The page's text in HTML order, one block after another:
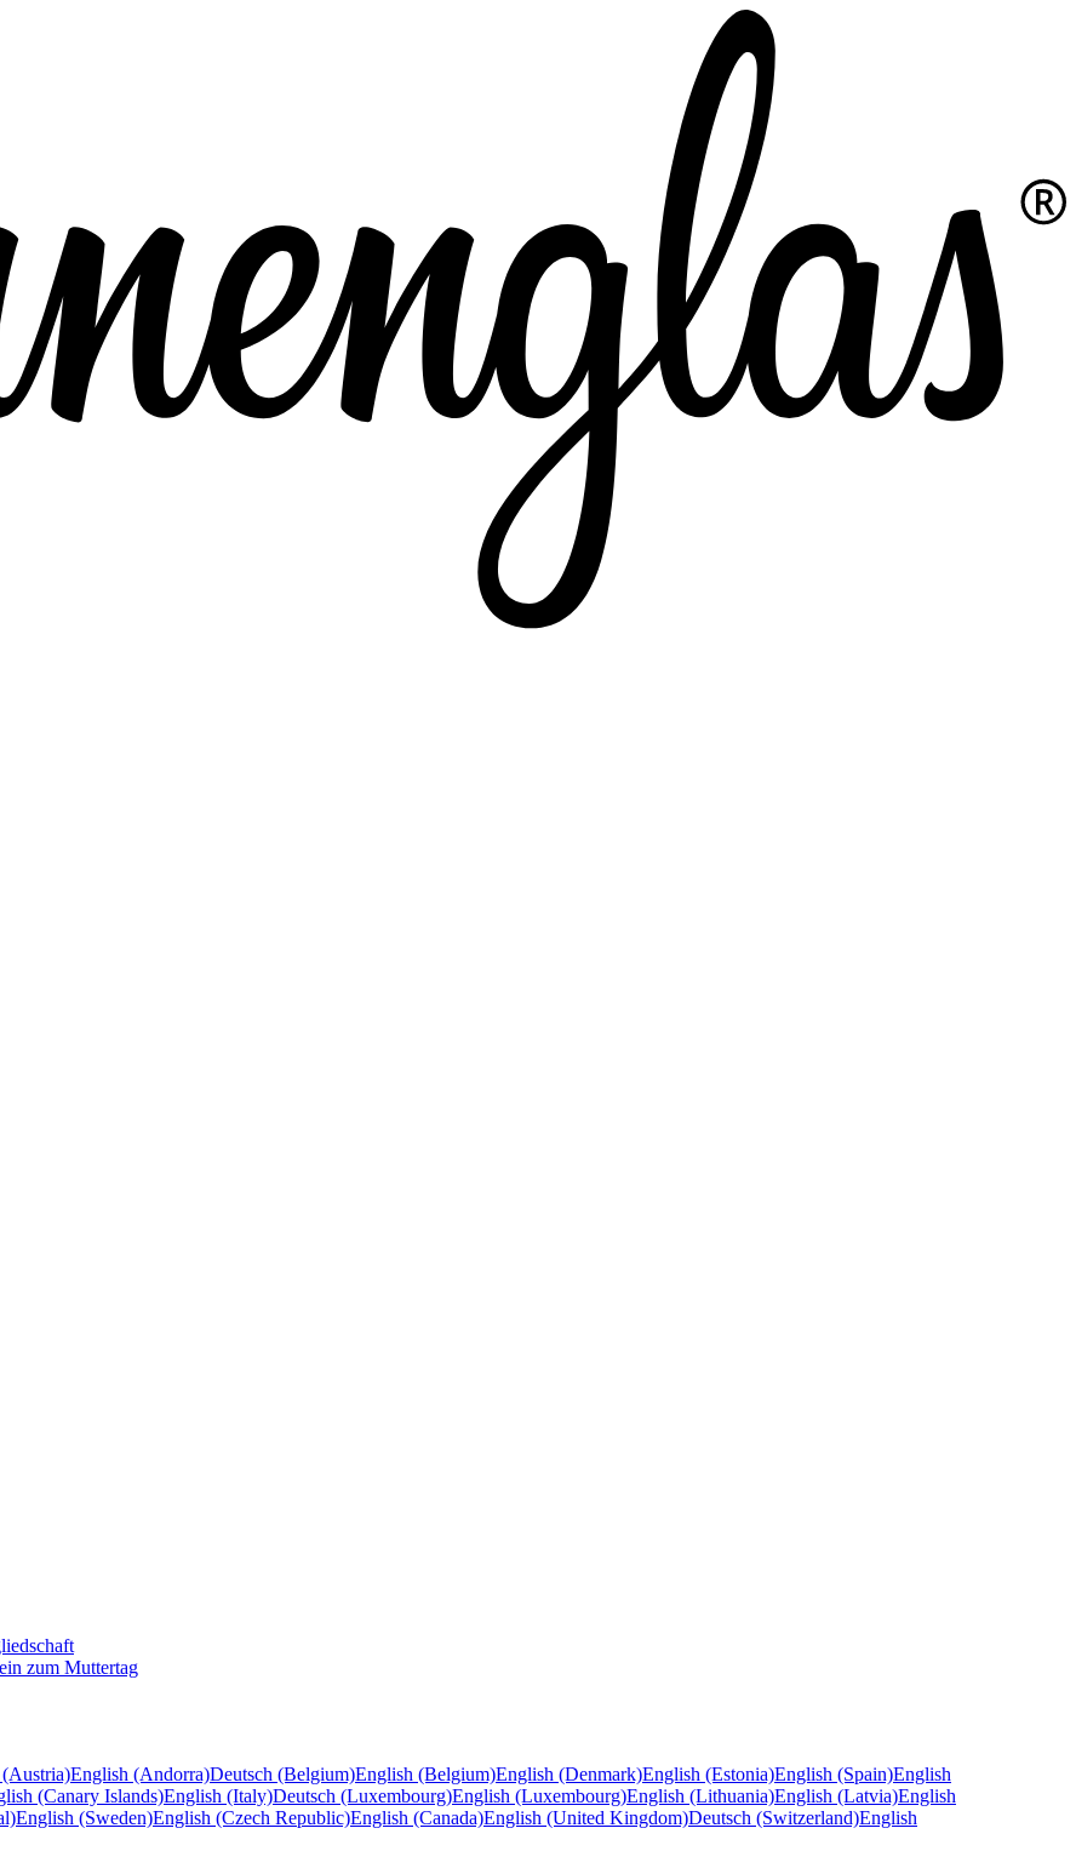
zum Muttertag
English (Andorra)Deutsch (Belgium)English (Belgium)English (Denmark)English (Estonia)English (Spain)English
(Canary Islands)English (Italy)Deutsch (Luxembourg)English (Luxembourg)English (Lithuania)English (Latvia)English
English (Sweden)English (Czech Republic)English (Canada)English (United Kingdom)Deutsch (Switzerland)English